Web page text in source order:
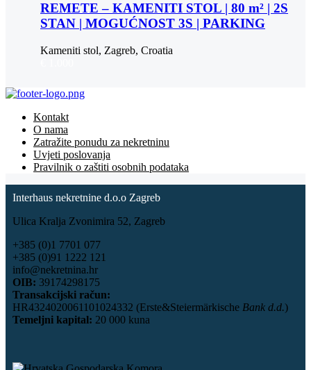
REMETE – KAMENITI STOL | 80 m² | 2S
STAN | MOGUĆNOST 3S | PARKING
Kameniti stol, Zagreb, Croatia
Kontakt
O nama
Zatražite ponudu za nekretninu
Uvjeti poslovanja
Pravilnik o zaštiti osobnih podataka
Interhaus nekretnine d.o.o Zagreb
Ulica Kralja Zvonimira 52, Zagreb
+385 (0)1 7701 077
+385 (0)91 1222 121
info@nekretnina.hr
OIB: 39174298175
Transakcijski račun:
HR4324020061101024332 (Erste&Steiermärkische Bank d.d.)
Temeljni kapital: 20 000 kuna